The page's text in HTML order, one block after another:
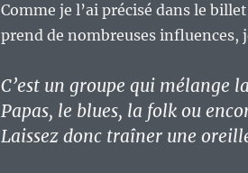
Comme je l’ai précisé dans le
prend de nombreuses influences,
C’est un groupe qui mélange
Papas, le blues, la folk ou
Laissez donc traîner une